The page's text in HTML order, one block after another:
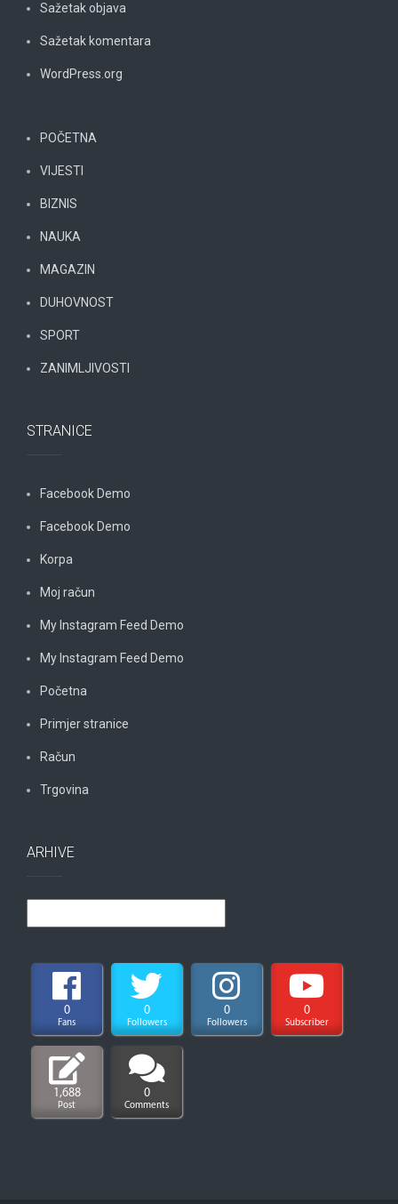
Sažetak objava
Sažetak komentara
WordPress.org
POČETNA
VIJESTI
BIZNIS
NAUKA
MAGAZIN
DUHOVNOST
SPORT
ZANIMLJIVOSTI
STRANICE
Facebook Demo
Facebook Demo
Korpa
Moj račun
My Instagram Feed Demo
My Instagram Feed Demo
Početna
Primjer stranice
Račun
Trgovina
ARHIVE
0
Fans
0
Followers
0
Followers
0
Subscriber
1,688
Post
0
Comments